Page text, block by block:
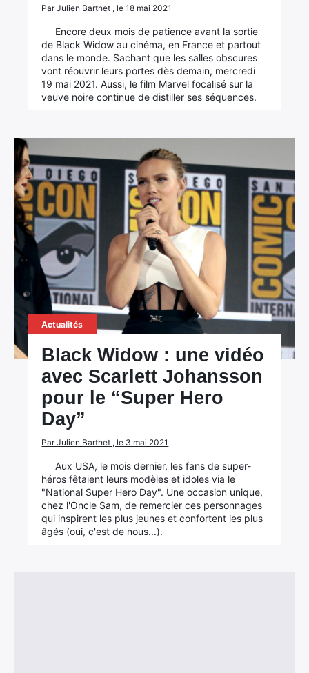
Par Julien Barthet , le 18 mai 2021
Encore deux mois de patience avant la sortie
de Black Widow au cinéma, en France et partout
dans le monde. Sachant que les salles obscures
vont réouvrir leurs portes dès demain, mercredi
19 mai 2021. Aussi, le film Marvel focalisé sur la
veuve noire continue de distiller ses séquences.
Actualités
Black Widow : une vidéo
avec Scarlett Johansson
pour le “Super Hero
Day”
Par Julien Barthet , le 3 mai 2021
Aux USA, le mois dernier, les fans de super-
héros fêtaient leurs modèles et idoles via le
"National Super Hero Day". Une occasion unique,
chez l'Oncle Sam, de remercier ces personnages
qui inspirent les plus jeunes et confortent les plus
âgés (oui, c'est de nous...).